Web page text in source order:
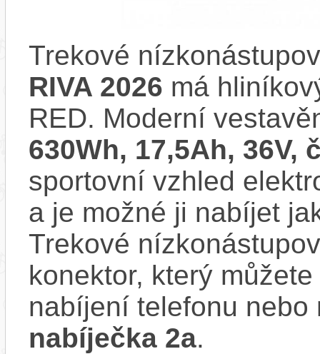
Trekové
RIVA 2026 má
RED. Moderní
630Wh, 17,5Ah, 36V,
sportovní vzhled
a je možné ji nabíjet
Trekové
konektor, který
nabíjení telefonu
nabíječka 2a.